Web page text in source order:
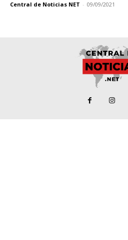
Central de Noticias NET - 09/09/2021